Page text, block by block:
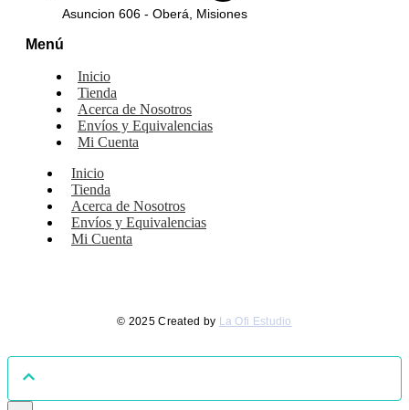
Asuncion 606 - Oberá, Misiones
Menú
Inicio
Tienda
Acerca de Nosotros
Envíos y Equivalencias
Mi Cuenta
Inicio
Tienda
Acerca de Nosotros
Envíos y Equivalencias
Mi Cuenta
© 2025 Created by La Ofi Estudio